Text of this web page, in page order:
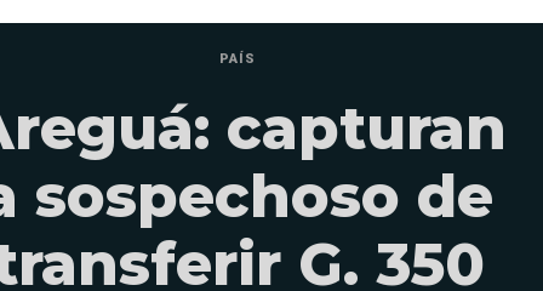
PAÍS
capturan
sospechoso de
G. 350